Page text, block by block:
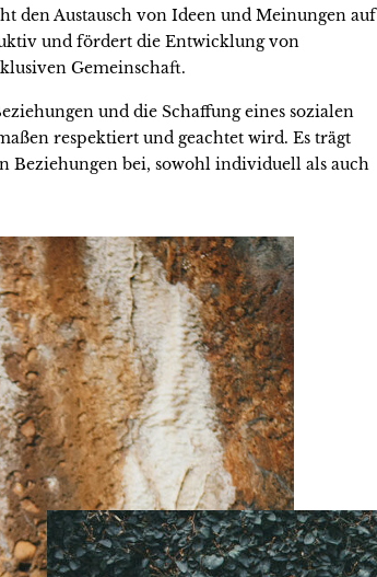
den Austausch von Ideen und Meinungen auf
und fördert die Entwicklung von
Gemeinschaft.
und die Schaffung eines sozialen
respektiert und geachtet wird. Es trägt
Beziehungen bei, sowohl individuell als auch